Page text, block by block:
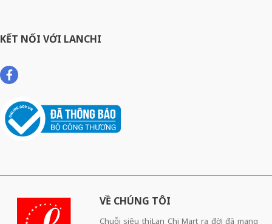
KẾT NỐI VỚI LANCHI
VỀ CHÚNG TÔI
Chuỗi siêu thị Lan Chi Mart ra đời đã mang